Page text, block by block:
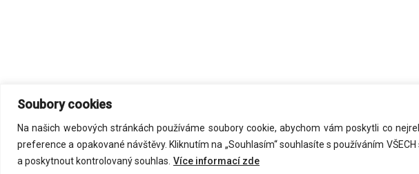
Soubory cookies
Na našich webových stránkách používáme soubory cookie, abychom vám poskytli co
preference a opakované návštěvy. Kliknutím na „Souhlasím“ souhlasíte s používáním
a poskytnout kontrolovaný souhlas. Více informací zde
©2026 Acmark s.r.o . All Rights Reserved.